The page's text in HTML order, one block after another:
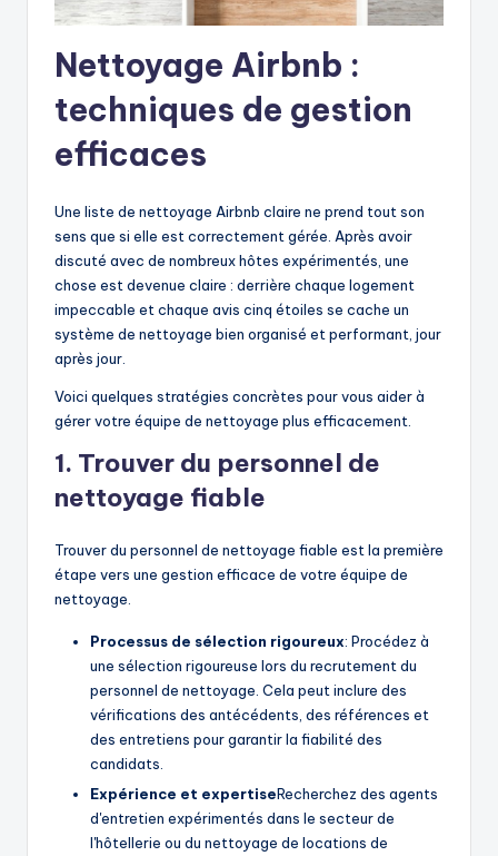
Nettoyage Airbnb :
techniques de gestion
efficaces
Une liste de nettoyage Airbnb claire ne prend tout son
sens que si elle est correctement gérée. Après avoir
discuté avec de nombreux hôtes expérimentés, une
chose est devenue claire : derrière chaque logement
impeccable et chaque avis cinq étoiles se cache un
système de nettoyage bien organisé et performant, jour
après jour.
Voici quelques stratégies concrètes pour vous aider à
gérer votre équipe de nettoyage plus efficacement.
1. Trouver du personnel de
nettoyage fiable
Trouver du personnel de nettoyage fiable est la première
étape vers une gestion efficace de votre équipe de
nettoyage.
Processus de sélection rigoureux: Procédez à
une sélection rigoureuse lors du recrutement du
personnel de nettoyage. Cela peut inclure des
vérifications des antécédents, des références et
des entretiens pour garantir la fiabilité des
candidats.
Expérience et expertiseRecherchez des agents
d'entretien expérimentés dans le secteur de
l'hôtellerie ou du nettoyage de locations de